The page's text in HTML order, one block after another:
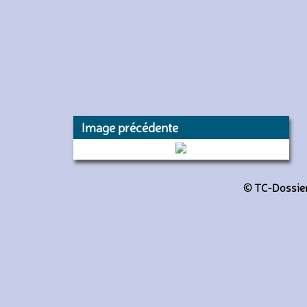
Image précédente
4005 (RATP)
© TC-